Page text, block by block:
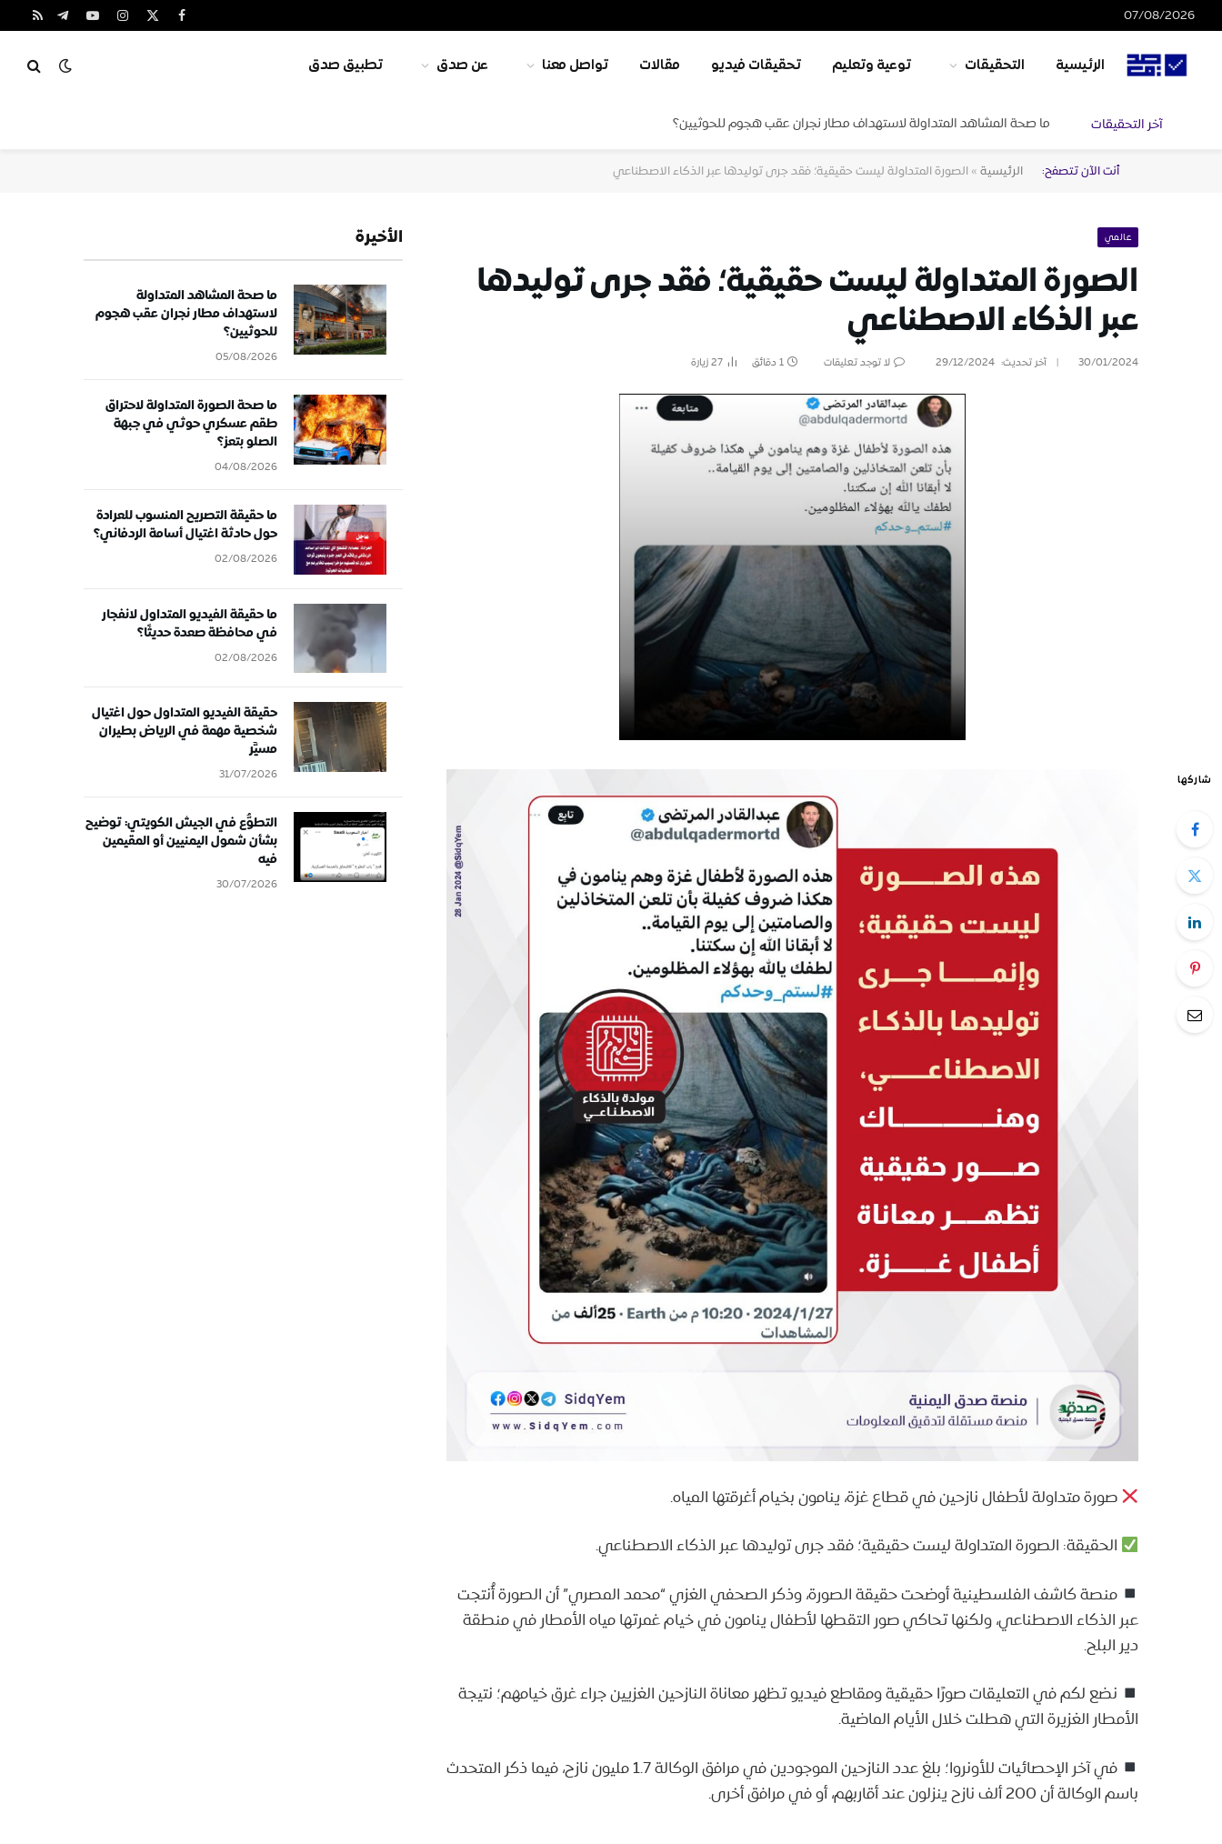
07/08/2026 فيسبوك
X
الانستغراميوتيوبتيلقرامRSS
الرئيسية التحقيقات توعية وتعليم تحقيقات فيديو مقالات تواصل معنا عن صدق تطبيق صدق
آخر التحقيقات ما صحة المشاهد المتداولة لاستهداف مطار نجران عقب هجوم للحوثيين؟
أنت الآن تتصفح: الرئيسية» الصورة المتداولة ليست حقيقية؛ فقد جرى توليدها عبر الذكاء الاصطناعي
عالمي
الصورة المتداولة ليست حقيقية؛ فقد جرى توليدها
عبر الذكاء الاصطناعي
30/01/2024 آخر تحديث: 29/12/2024 لا توجد تعليقات 1 دقائق 27زيارة
شاركها
صورة متداولة لأطفال نازحين في قطاع غزة، ينامون بخيام أغرقتها المياه.
الحقيقة: الصورة المتداولة ليست حقيقية؛ فقد جرى توليدها عبر الذكاء الاصطناعي.
منصة كاشف الفلسطينية أوضحت حقيقة الصورة، وذكر الصحفي الغزي “محمد المصري” أن الصورة أُنتجت
عبر الذكاء الاصطناعي، ولكنها تحاكي صور التقطها لأطفال ينامون في خيام غمرتها مياه الأمطار في منطقة
دير البلح.
نضع لكم في التعليقات صورًا حقيقية ومقاطع فيديو تظهر معاناة النازحين الغزيين جراء غرق خيامهم؛ نتيجة
الأمطار الغزيرة التي هطلت خلال الأيام الماضية.
في آخر الإحصائيات للأونروا؛ بلغ عدد النازحين الموجودين في مرافق الوكالة 1.7 مليون نازح، فيما ذكر المتحدث
باسم الوكالة أن 200 ألف نازح ينزلون عند أقاربهم، أو في مرافق أخرى.
الأخيرة
ما صحة المشاهد المتداولة
لاستهداف مطار نجران عقب هجوم
للحوثيين؟
05/08/2026
ما صحة الصورة المتداولة لاحتراق
طقم عسكري حوثي في جبهة
الصلو بتعز؟
04/08/2026
ما حقيقة التصريح المنسوب للعرادة
حول حادثة اغتيال أسامة الردفاني؟
02/08/2026
ما حقيقة الفيديو المتداول لانفجار
في محافظة صعدة حديثًا؟
02/08/2026
حقيقة الفيديو المتداول حول اغتيال
شخصية مهمة في الرياض بطيران
مسيَّر
31/07/2026
التطوُّع في الجيش الكويتي: توضيح
بشأن شمول اليمنيين أو المقيمين
فيه
30/07/2026